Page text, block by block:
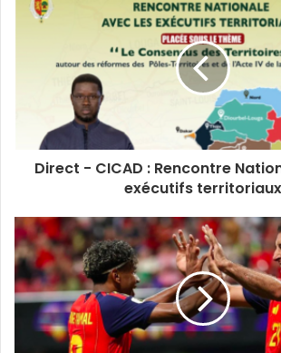
s
t
e
o
t
t
e
r
k
e
d
i
n
T
u
b
e
t
g
a
m
Direct - CICAD : Rencontre
exécutifs territoriaux